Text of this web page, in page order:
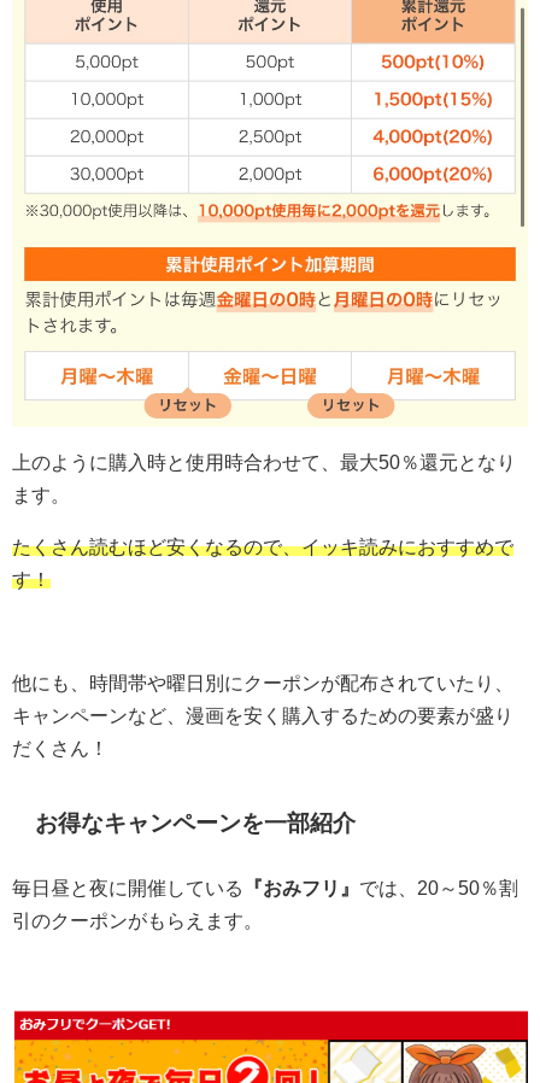
上のように購入時と使用時合わせて、最大50％還元となり
ます。
たくさん読むほど安くなるので、イッキ読みにおすすめで
す！
他にも、時間帯や曜日別にクーポンが配布されていたり、
キャンペーンなど、漫画を安く購入するための要素が盛り
だくさん！
お得なキャンペーンを一部紹介
毎日昼と夜に開催している 『おみフリ』 では、20～50％割
引のクーポンがもらえます。